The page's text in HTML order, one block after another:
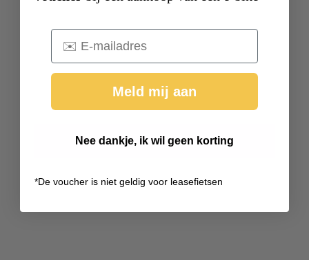
Email
Meld mij aan
Nee dankje, ik wil geen korting
*De voucher is niet geldig voor leasefietsen